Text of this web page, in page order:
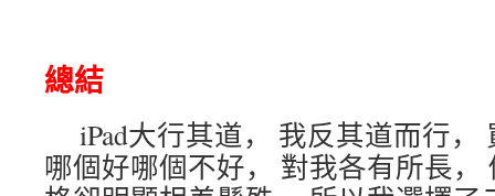
總結
iPad大行其道， 我反其道而行
哪個好哪個不好， 對我各有所長，